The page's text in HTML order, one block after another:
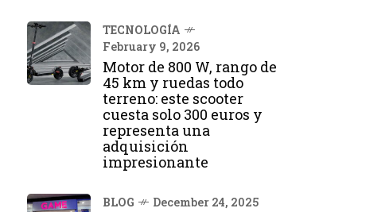
TECNOLOGÍA
February 9, 2026
Motor de 800 W, rango de
45 km y ruedas todo
terreno: este scooter
cuesta solo 300 euros y
representa una
adquisición
impresionante
BLOG December 24, 2025